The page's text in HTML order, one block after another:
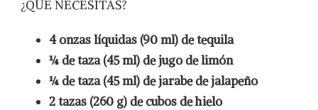
¿QUÉ NECESITAS?
4 onzas líquidas (90 ml) de tequila
¼ de taza (45 ml) de jugo de limón
¼ de taza (45 ml) de jarabe de jalapeño
2 tazas (260 g) de cubos de hielo